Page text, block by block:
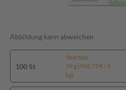
Abbildung kann abweichen
100 St
Spartipp
39 g (968,72 € / 1
kg)